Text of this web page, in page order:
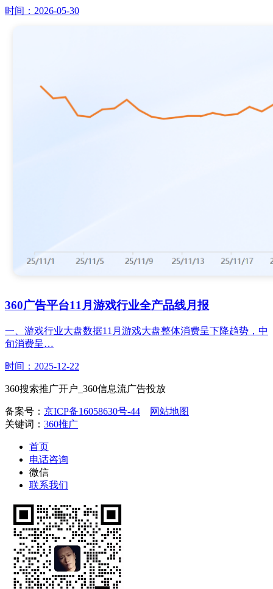
时间：2026-05-30
360广告平台11月游戏行业全产品线月报
一、游戏行业大盘数据11月游戏大盘整体消费呈下降趋势，中
旬消费呈…
时间：2025-12-22
360搜索推广开户_360信息流广告投放
备案号： 京ICP备16058630号-44
网站地图
关键词： 360推广
首页
电话咨询
微信
联系我们